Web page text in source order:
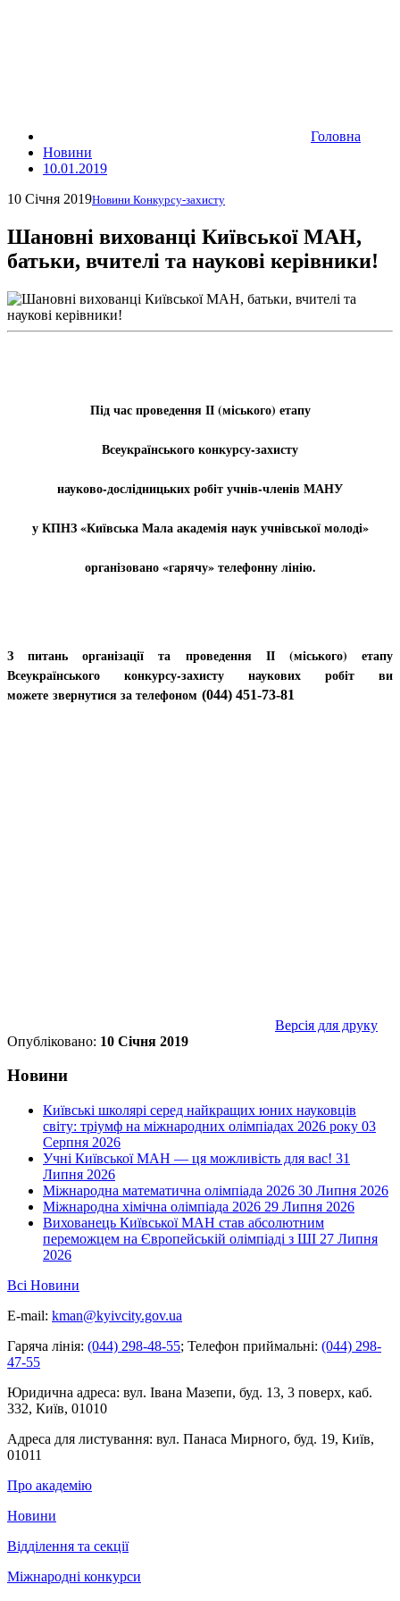
Головна
Новини
10.01.2019
10 Січня 2019Новини Конкурсу-захисту
Шановні вихованці Київської МАН,
батьки, вчителі та наукові керівники!
Під час проведення ІІ (міського) етапу
Всеукраїнського конкурсу-захисту
науково-дослідницьких робітучнів-членів МАНУ
у КПНЗ «Київська Мала академія наук учнівської молоді»
організовано «гарячу» телефонну лінію.
З питань організації та проведення ІІ (міського) етапу
Всеукраїнського конкурсу-захисту наукових робіт ви
можете звернутися за телефоном(044) 451-73-81
Версія для друку
Опубліковано: 10 Січня 2019
Новини
Київські школярі серед найкращих юних науковців
світу: тріумф на міжнародних олімпіадах 2026 року 03
Серпня 2026
Учні Київської МАН — ця можливість для вас! 31
Липня 2026
Міжнародна математична олімпіада 2026 30 Липня 2026
Міжнародна хімічна олімпіада 2026 29 Липня 2026
Вихованець Київської МАН став абсолютним
переможцем на Європейській олімпіаді з ШІ 27 Липня
2026
Всі Новини
E-mail: kman@kyivcity.gov.ua
Гаряча лінія: (044) 298-48-55; Телефон приймальні: (044) 298-
47-55
Юридична адреса: вул. Івана Мазепи, буд. 13, 3 поверх, каб.
332, Київ, 01010
Адреса для листування: вул. Панаса Мирного, буд. 19, Київ,
01011
Про академію
Новини
Відділення та секції
Міжнародні конкурси